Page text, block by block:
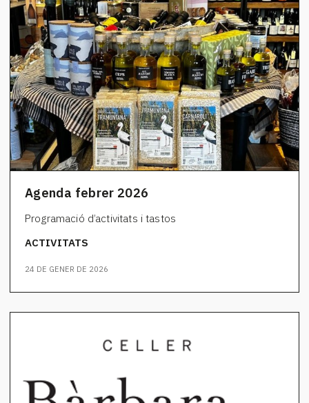
Agenda febrer 2026
Programació d’activitats i tastos
ACTIVITATS
24 DE GENER DE 2026